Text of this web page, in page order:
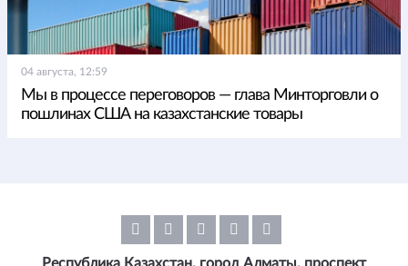
04 августа, 12:59
Мы в процессе переговоров — глава Минторговли о
пошлинах США на казахстанские товары